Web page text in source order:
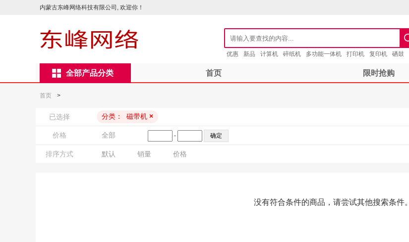
内蒙古东峰网络科技有限公司, 欢迎你！
优惠 新品 计算机 碎纸机 多功能一体机 打印机 复印机 硒鼓
全部产品分类 首页 限时抢购
首页 >
已选择 分类： 磁带机 ×
价格 全部 -
排序方式 默认 销量 价格
没有符合条件的商品，请尝试其他搜索条件。